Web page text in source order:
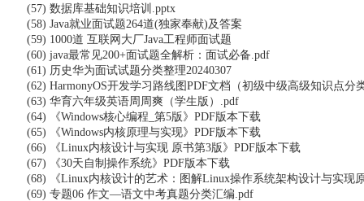
(57) 数据库基础知识培训.pptx
(58) Java就业面试题264道(独家奉献)及答案
(59) 1000道 互联网大厂Java工程师面试题
(60) java最常见200+面试题全解析：面试必备.pdf
(61) 历史华为面试试题分类整理20240307
(62) HarmonyOS开发学习路线图PDF文档（初级中级高级知识点分
(63) 华育六年级英语周周爽（学生版）.pdf
(64) 《Windows核心编程_第5版》PDF版本下载
(65) 《Windows内核原理与实现》PDF版本下载
(66) 《Linux内核设计与实现 原书第3版》PDF版本下载
(67) 《30天自制操作系统》PDF版本下载
(68) 《Linux内核设计的艺术：图解Linux操作系统架构设计与实现
(69) 专题06 作文—语文中考真题分类汇编.pdf